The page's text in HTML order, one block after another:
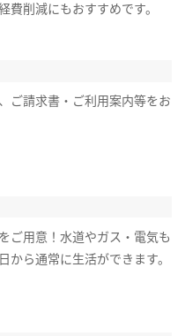
費削減にもおすすめです。
ご請求書・ご利用案内等をお
ご用意！水道やガス・電気も
から通常に生活ができます。